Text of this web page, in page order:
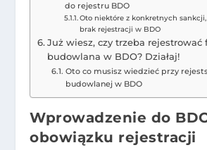
do rejestru BDO
Oto niektóre z konkretnych sankcji,
brak rejestracji w BDO
Już wiesz, czy trzeba rejestrować
budowlana w BDO? Działaj!
Oto co musisz wiedzieć przy
budowlanej w BDO
Wprowadzenie do
obowiązku rejestracji